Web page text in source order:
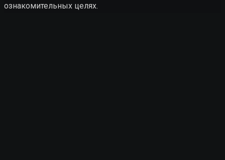
ознакомительных целях.